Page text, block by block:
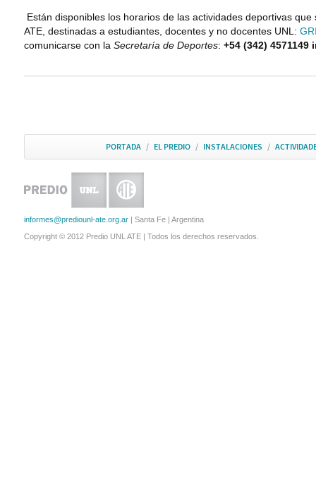
Están disponibles los horarios de las actividades deportivas
ATE, destinadas a estudiantes, docentes y no docentes UNL:
comunicarse con la Secretaría de Deportes: +54 (342) 4571149
PORTADA / EL PREDIO / INSTALACIONES /
informes@prediounl-ate.org.ar | Santa Fe | Argentina
Copyright © 2012 Predio UNL ATE | Todos los derechos reservados.